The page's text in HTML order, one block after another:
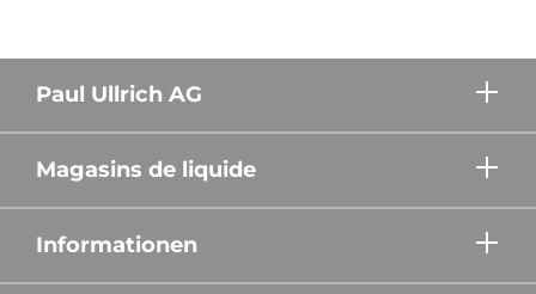
Paul Ullrich AG
Magasins de liquide
Informationen